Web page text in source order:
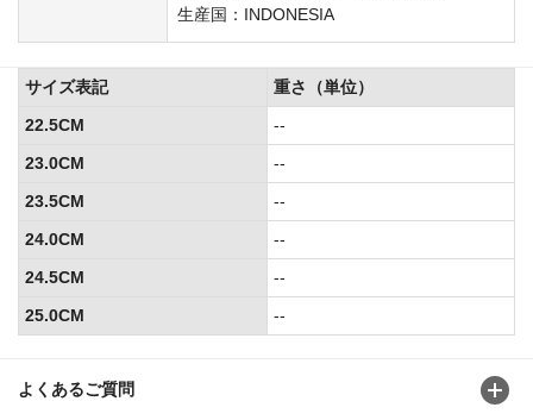
生産国：INDONESIA
よくあるご質問
サイズ表記
重さ（単位）
22.5CM
--
23.0CM
--
23.5CM
--
24.0CM
--
24.5CM
--
25.0CM
--